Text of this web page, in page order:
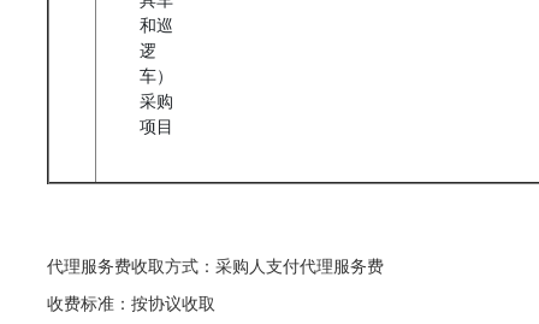
和巡
逻
车）
采购
项目
代理服务费收取方式：采购人支付代理服务费
收费标准：按协议收取